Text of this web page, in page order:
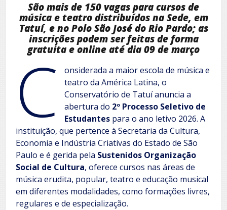
São mais de 150 vagas para cursos de
música e teatro distribuídos na Sede, em
Tatuí, e no Polo São José do Rio Pardo; as
inscrições podem ser feitas de forma
gratuita e online até dia 09 de março
C
onsiderada a maior escola de música e
teatro da América Latina, o
Conservatório de Tatuí anuncia a
abertura do 2º Processo Seletivo de
Estudantes para o ano letivo 2026. A
instituição, que pertence à Secretaria da Cultura,
Economia e Indústria Criativas do Estado de São
Paulo e é gerida pela Sustenidos Organização
Social de Cultura, oferece cursos nas áreas de
música erudita, popular, teatro e educação musical
em diferentes modalidades, como formações livres,
regulares e de especialização.